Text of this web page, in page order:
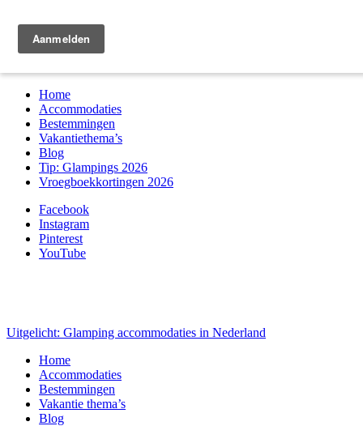
Home
Accommodaties
Bestemmingen
Vakantiethema’s
Blog
Tip: Glampings 2026
Vroegboekkortingen 2026
Facebook
Instagram
Pinterest
YouTube
Uitgelicht: Glamping accommodaties in Nederland
Home
Accommodaties
Bestemmingen
Vakantie thema’s
Blog